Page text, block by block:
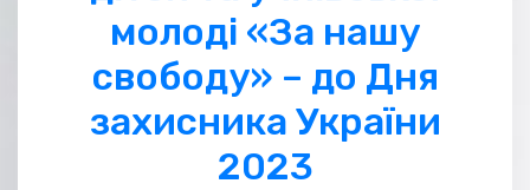
молоді «За нашу
свободу» – до Дня
захисника України
2023